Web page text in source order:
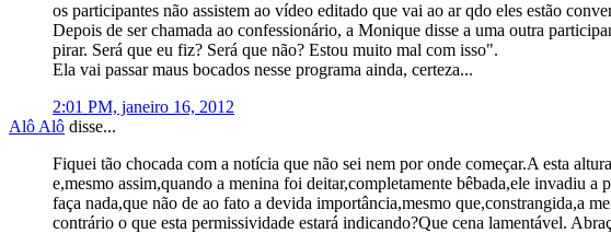
os participantes não assistem ao vídeo editado que vai ao ar qdo eles estão
Depois de ser chamada ao confessionário, a Monique disse a uma outra
pirar. Será que eu fiz? Será que não? Estou muito mal com isso".
Ela vai passar maus bocados nesse programa ainda, certeza...
2:01 PM, janeiro 16, 2012
Alô Alô disse...
Fiquei tão chocada com a notícia que não sei nem por onde começar.A esta
e,mesmo assim,quando a menina foi deitar,completamente bêbada,ele invadiu
faça nada,que não de ao fato a devida importância,mesmo que,constrangida,a
contrário o que esta permissividade estará indicando?Que cena lamentável.